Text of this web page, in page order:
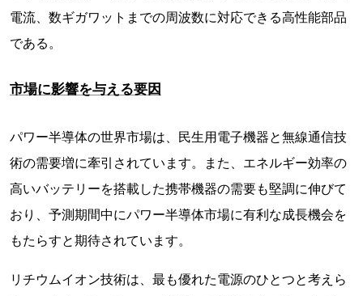
電流、数ギガワットまでの周波数に対応できる高性能部品
である。
市場に影響を与える要因
パワー半導体の世界市場は、民生用電子機器と無線通信技
術の需要増に牽引されています。また、エネルギー効率の
高いバッテリーを搭載した携帯機器の需要も堅調に伸びて
おり、予測期間中にパワー半導体市場に有利な成長機会を
もたらすと期待されています。
リチウムイオン技術は、最も優れた電源のひとつと考えら